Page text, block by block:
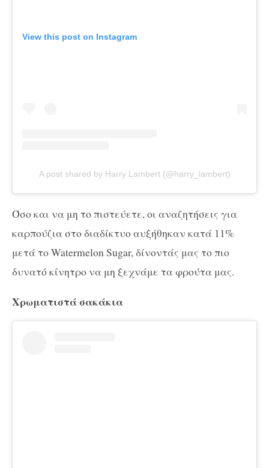
View this post on Instagram
A post shared by Harry Lambert (@harry_lambert)
Όσο και να μη το πιστεύετε, οι αναζητήσεις για
καρπούζια στο διαδίκτυο αυξήθηκαν κατά 11%
μετά το Watermelon Sugar, δίνοντάς μας το πιο
δυνατό κίνητρο να μη ξεχνάμε τα φρούτα μας.
Χρωματιστά σακάκια